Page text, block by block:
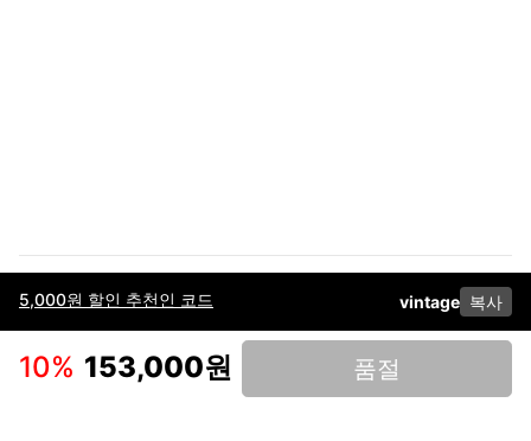
5,000원 할인 추천인 코드 vintage 복사
10% 153,000원 품절
이용약관고객센터판매개인정보 처리방침사업자 정보다운로드
인스타그램